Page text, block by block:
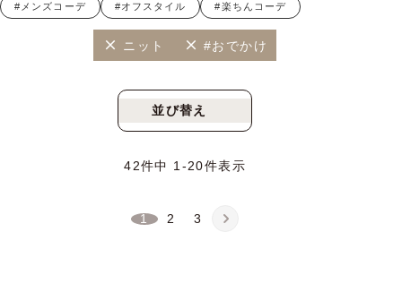
#メンズコーデ #オフスタイル #楽ちんコーデ
ニット #おでかけ
並び替え
42件中 1 -20件表示
1 2 3